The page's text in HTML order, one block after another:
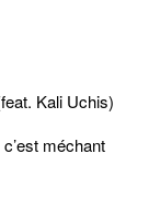
Kali Uchis)
méchant